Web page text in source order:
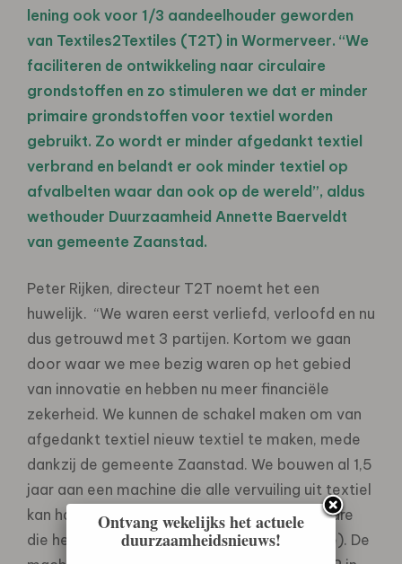
lening ook voor 1/3 aandeelhouder geworden
van Textiles2Textiles (T2T) in Wormerveer. “We
faciliteren de ontwikkeling naar circulaire
grondstoffen en zo stimuleren we dat er minder
primaire grondstoffen voor textiel worden
gebruikt. Zo wordt er minder afgedankt textiel
verbrand en belandt er ook minder textiel op
afvalbelten waar dan ook op de wereld”, aldus
wethouder Duurzaamheid Annette Baerveldt
van gemeente Zaanstad.
Peter Rijken, directeur T2T noemt het een
huwelijk. “We waren eerst verliefd, verloofd en nu
dus getrouwd met 3 partijen. Kortom we gaan
door waar we mee bezig waren op het gebied
van innovatie en hebben nu meer financiële
zekerheid. We kunnen de schakel maken om van
afgedankt textiel nieuw textiel te maken, mede
dankzij de gemeente Zaanstad. We bouwen al 1,5
jaar aan een machine die alle vervuiling uit textiel
kan halen en aan de ontwikkeling van software
die het gehele proces in kaart brengt (Chase). De
Ontvang wekelijks het actuele
duurzaamheidsnieuws!